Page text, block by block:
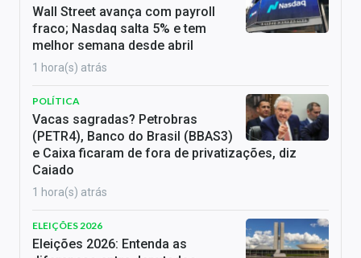
Wall Street avança com payroll
fraco; Nasdaq salta 5% e tem
melhor semana desde abril
1 hora(s) atrás
POLÍTICA
Vacas sagradas? Petrobras
(PETR4), Banco do Brasil (BBAS3)
e Caixa ficaram de fora de privatizações, diz
Caiado
1 hora(s) atrás
ELEIÇÕES 2026
Eleições 2026: Entenda as